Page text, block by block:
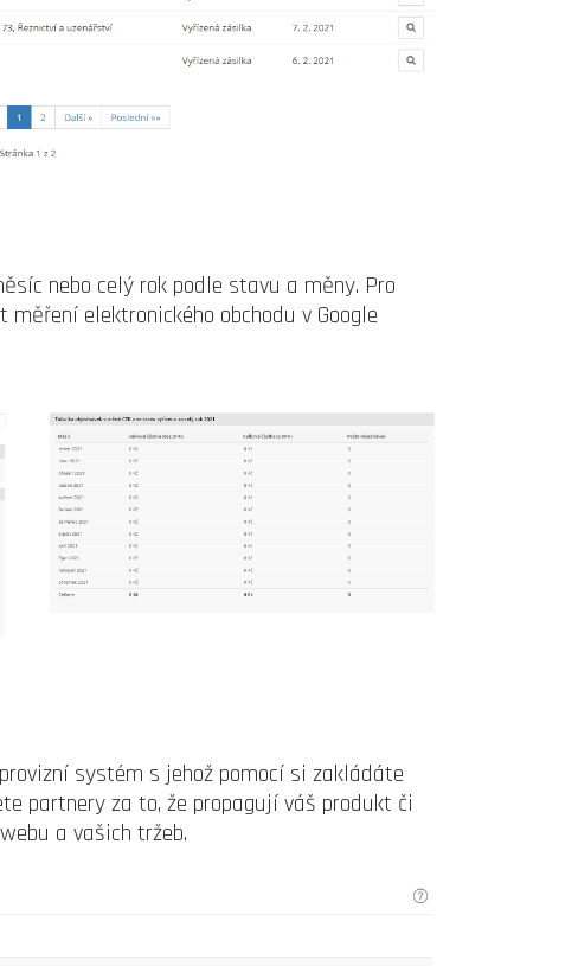
nebo celý rok podle stavu a měny. Pro
elektronického obchodu v Google
systém s jehož pomocí si zakládáte
partnery za to, že propagují váš produkt či
a vašich tržeb.